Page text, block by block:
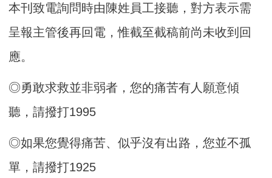
本刊致電詢問時由陳姓員工接聽，對方表示需
呈報主管後再回電，惟截至截稿前尚未收到回
應。
◎勇敢求救並非弱者，您的痛苦有人願意傾
聽，請撥打1995
◎如果您覺得痛苦、似乎沒有出路，您並不孤
單，請撥打1925